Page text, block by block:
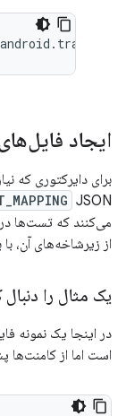
ایجاد
برای دایرکتوری که
JSON مشابه
می‌کنند که تست‌ها
از زیرشاخه‌های آن،
یک مثال را دنبال
در اینجا یک نمونه
است اما از کامنت‌ها